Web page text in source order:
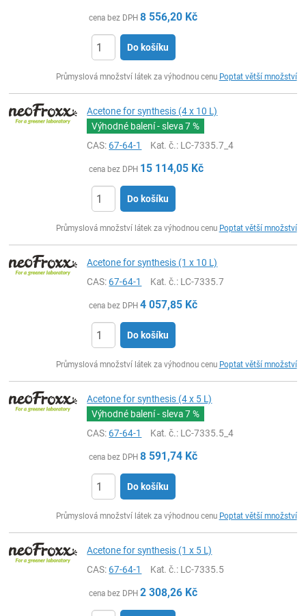
cena bez DPH 8 556,20 Kč
Do košíku
Průmyslová množství látek za výhodnou cenu Poptat větší množství
Acetone for synthesis (4 x 10 L)
Výhodné balení - sleva7 %
CAS:67-64-1 Kat. č.: LC-7335.7_4
cena bez DPH 15 114,05 Kč
Do košíku
Průmyslová množství látek za výhodnou cenu Poptat větší množství
Acetone for synthesis (1 x 10 L)
CAS:67-64-1 Kat. č.: LC-7335.7
cena bez DPH 4 057,85 Kč
Do košíku
Průmyslová množství látek za výhodnou cenu Poptat větší množství
Acetone for synthesis (4 x 5 L)
Výhodné balení - sleva7 %
CAS:67-64-1 Kat. č.: LC-7335.5_4
cena bez DPH 8 591,74 Kč
Do košíku
Průmyslová množství látek za výhodnou cenu Poptat větší množství
Acetone for synthesis (1 x 5 L)
CAS:67-64-1 Kat. č.: LC-7335.5
cena bez DPH 2 308,26 Kč